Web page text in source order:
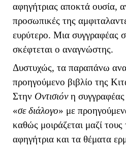
αφηγήτριας αποκτά ουσία,
προσωπικές της
ευρύτερο. Μια συγγραφέας
σκέφτεται ο αναγνώστης.
Δυστυχώς, τα παραπάνω
προηγούμενο βιβλίο της
Στην Οντισιόνη συγγραφέας
«σε διάλογο» με
καθώς μοιράζεται μαζί
αφηγήτρια και τα θέματα